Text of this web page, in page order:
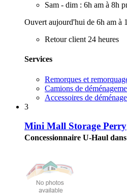
Sam - dim : 6h am à 8h
Ouvert aujourd'hui de 6h am à
Retour client 24 heures
Services
Remorques et
Camions de
Accessoires de
3
Mini Mall Storage Perry
Concessionnaire U-Haul